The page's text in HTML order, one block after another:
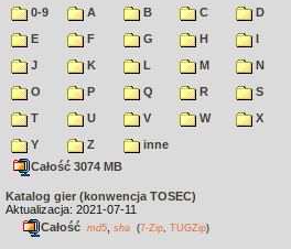
0-9 A B C
D
E
F G H
I
J
K L M
N
O
P Q R
S
T
U V W
X
Y
Z
inne
Całość 3074 MB
Katalog gier (konwencja TOSEC)
Aktualizacja: 2021-07-11
Całość md5 sha (7-Zip TUGZip)